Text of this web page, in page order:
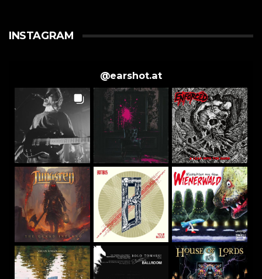
INSTAGRAM
@earshot.at